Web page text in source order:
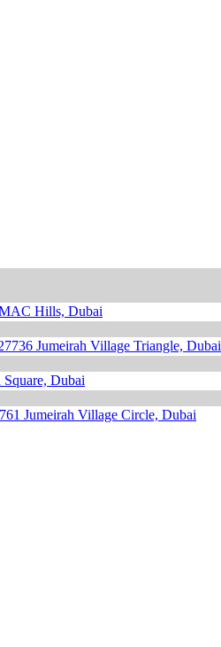
Hills, Dubai
Jumeirah Village Triangle, Dubai
Dubai
Jumeirah Village Circle, Dubai